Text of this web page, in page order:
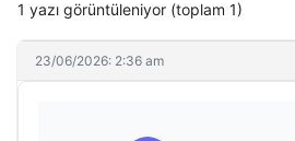
1 yazı görüntüleniyor (toplam 1)
23/06/2026: 2:36 am